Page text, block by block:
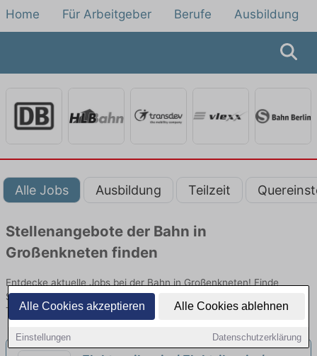
Alle Cookies akzeptieren Alle Cookies ablehnen
Einstellungen Datenschutzerklärung
Home Für Arbeitgeber Berufe Ausbildung
Alle Jobs Ausbildung Teilzeit
Stellenangebote der Bahn in
Großenkneten finden
Entdecke aktuelle Jobs bei der Bahn in Großenkneten! Finde
Stellenangebote im Schienenpersonenverkehr für Quereinsteiger,
Teilzeit oder Ausbildung.